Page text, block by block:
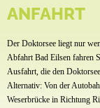
Preise &
Anfahrt
Videos
eine tolle Zeit beim
Wasser, nah am
Frischwasser-, Abwasser-
Sanitärgebäude samt
Plätze.
Das Erholungsgebiet bietet
Wasserrutsche und
ANFAHRT
Der Doktorsee liegt nur
Abfahrt Bad Eilsen fahren
Ausfahrt, die den
Alternativ: Von der
Weserbrücke in Richtung